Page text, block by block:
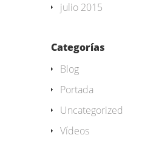
julio 2015
Categorías
Blog
Portada
Uncategorized
Vídeos